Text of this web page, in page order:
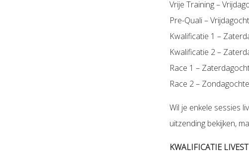
Vrije Training –
Pre-Quali –
Kwalificatie 1 –
Kwalificatie 2 –
Race 1 –
Race 2 –
Wil je enkele sessies
uitzending bekijken,
KWALIFICATIE